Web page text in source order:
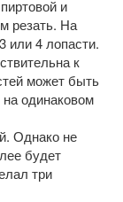
и
резать. На
или 4 лопасти.
к
может быть
одинаковом
Однако не
будет
три